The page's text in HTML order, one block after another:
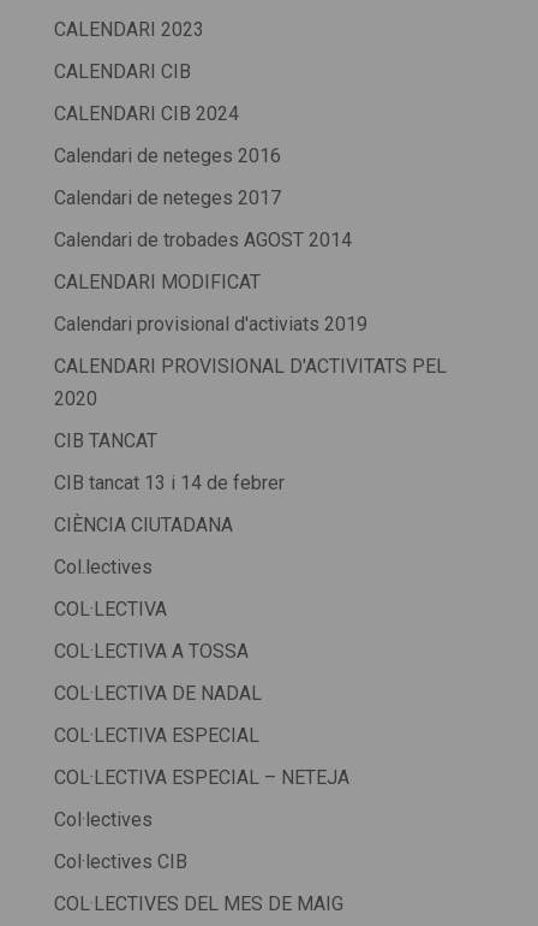
CALENDARI 2023
CALENDARI CIB
CALENDARI CIB 2024
Calendari de neteges 2016
Calendari de neteges 2017
Calendari de trobades AGOST 2014
CALENDARI MODIFICAT
Calendari provisional d'activiats 2019
CALENDARI PROVISIONAL D'ACTIVITATS PEL
2020
CIB TANCAT
CIB tancat 13 i 14 de febrer
CIÈNCIA CIUTADANA
Col.lectives
COL·LECTIVA
COL·LECTIVA A TOSSA
COL·LECTIVA DE NADAL
COL·LECTIVA ESPECIAL
COL·LECTIVA ESPECIAL – NETEJA
Col·lectives
Col·lectives CIB
COL·LECTIVES DEL MES DE MAIG